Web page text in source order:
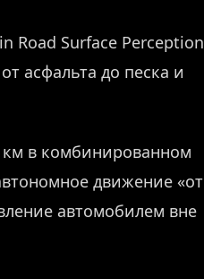
Road Surface Perception
асфальта до песка и
км в комбинированном
движение «от
автомобилем вне